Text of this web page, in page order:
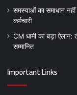
समस्याओं का समाधान
कर्मचारी
CM धामी का बड़ा ऐलान:
सम्मानित
Important Links